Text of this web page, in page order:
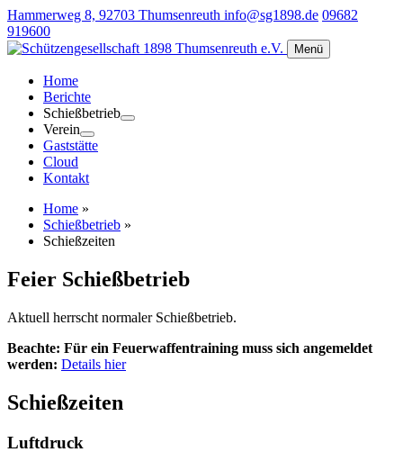
Hammerweg 8, 92703 Thumsenreuth info@sg1898.de 09682
919600
Menü
Home
Berichte
Schießbetrieb
Verein
Gaststätte
Cloud
Kontakt
Home »
Schießbetrieb »
Schießzeiten
Feier Schießbetrieb
Aktuell herrscht normaler Schießbetrieb.
Beachte: Für ein Feuerwaffentraining muss sich angemeldet
werden: Details hier
Schießzeiten
Luftdruck